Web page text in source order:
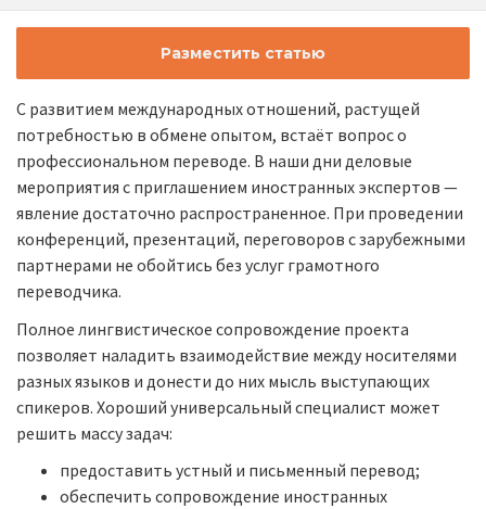
Разместить статью
С развитием международных отношений, растущей
потребностью в обмене опытом, встаёт вопрос о
профессиональном переводе. В наши дни деловые
мероприятия с приглашением иностранных экспертов —
явление достаточно распространенное. При проведении
конференций, презентаций, переговоров с зарубежными
партнерами не обойтись без услуг грамотного
переводчика.
Полное лингвистическое сопровождение проекта
позволяет наладить взаимодействие между носителями
разных языков и донести до них мысль выступающих
спикеров. Хороший универсальный специалист может
решить массу задач:
предоставить устный и письменный перевод;
обеспечить сопровождение иностранных